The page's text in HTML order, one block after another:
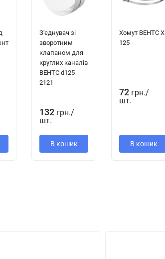
выключателя
. При потолочном монтаже
З'єднувач зі
зворотним
клапаном для
круглих каналів
ВЕНТС d125
2121
132 грн./
шт.
В кошик
Хомут ВЕНТС Х
125
72 грн./
шт.
В кошик